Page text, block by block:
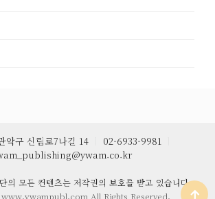
악구 신림로7나길 14 02-6933-9981
의 모든 컨텐츠는 저작권의 보호를 받고 있습니다.
All Rights Reserved.